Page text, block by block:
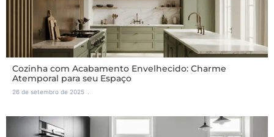
Cozinha com Acabamento Envelhecido: Charme
Atemporal para seu Espaço
26 de setembro de 2025